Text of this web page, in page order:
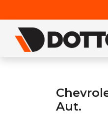
Aut.